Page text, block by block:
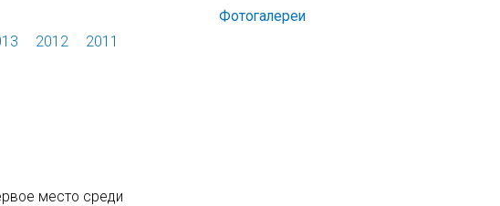
Фотогалереи
2012
2011
место среди